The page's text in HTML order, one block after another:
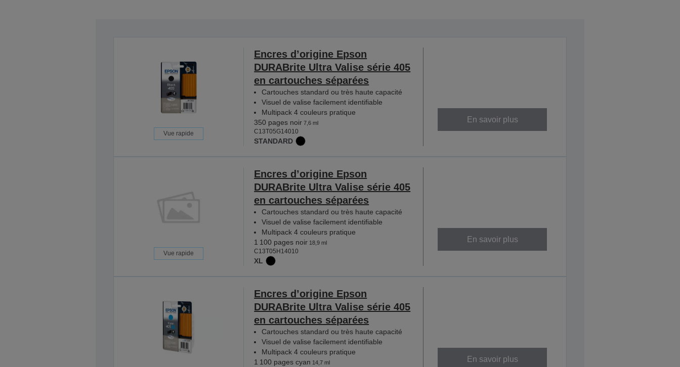
Vue rapide
Encres d’origine Epson
DURABrite Ultra Valise série 405
en cartouches séparées
Cartouches standard ou très haute capacité
Visuel de valise facilement identifiable
Multipack 4 couleurs pratique
350 pages noir 7,6 ml
C13T05G14010
STANDARD
En savoir plus
Vue rapide
Encres d’origine Epson
DURABrite Ultra Valise série 405
en cartouches séparées
Cartouches standard ou très haute capacité
Visuel de valise facilement identifiable
Multipack 4 couleurs pratique
1 100 pages noir 18,9 ml
C13T05H14010
XL
En savoir plus
Encres d’origine Epson
DURABrite Ultra Valise série 405
en cartouches séparées
Cartouches standard ou très haute capacité
Visuel de valise facilement identifiable
Multipack 4 couleurs pratique
1 100 pages cyan 14,7 ml En savoir plus